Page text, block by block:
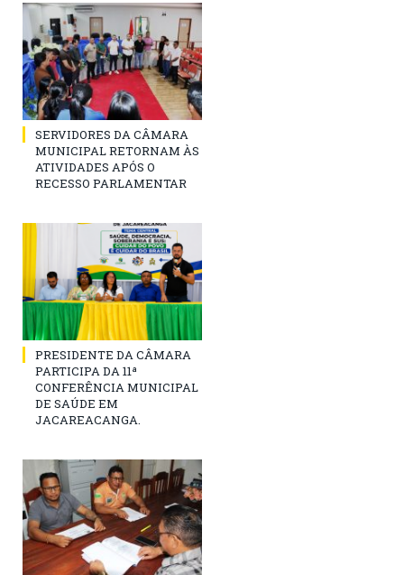
SERVIDORES DA CÂMARA
MUNICIPAL RETORNAM ÀS
ATIVIDADES APÓS O
RECESSO PARLAMENTAR
PRESIDENTE DA CÂMARA
PARTICIPA DA 11ª
CONFERÊNCIA MUNICIPAL
DE SAÚDE EM
JACAREACANGA.